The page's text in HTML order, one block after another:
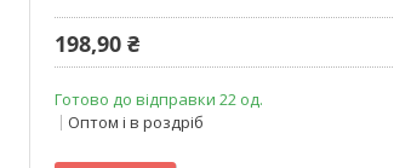
198,90 ₴
Готово до відправки 22 од.
Оптом і в роздріб